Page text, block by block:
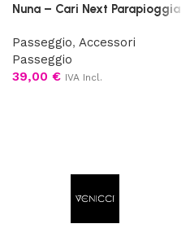
Nuna – Cari Next Parapioggia
Passeggio, Accessori
Passeggio
39,00 € IVA Incl.